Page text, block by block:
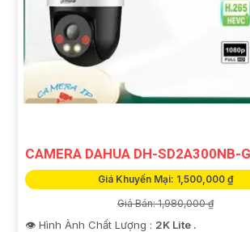
CAMERA DAHUA DH-SD2A300NB-
Giá Khuyến Mại: 1,500,000 ₫
Giá Bán: 1,980,000 ₫
👁 Hình Ành Chất Lượng : 2K Lite .